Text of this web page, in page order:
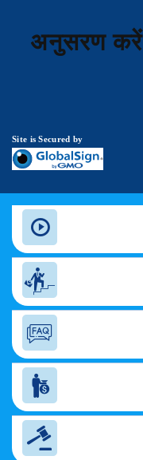
अनुसरण करें
Site is Secured by